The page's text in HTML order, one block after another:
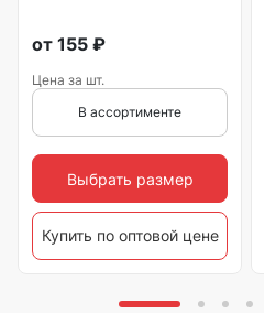
от 155 ₽
Цена за шт.
В ассортименте
Выбрать размер
Купить по оптовой цене